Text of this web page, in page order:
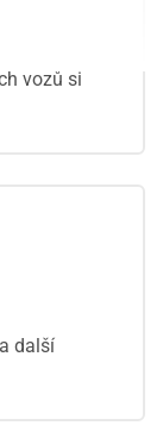
vozů si
další